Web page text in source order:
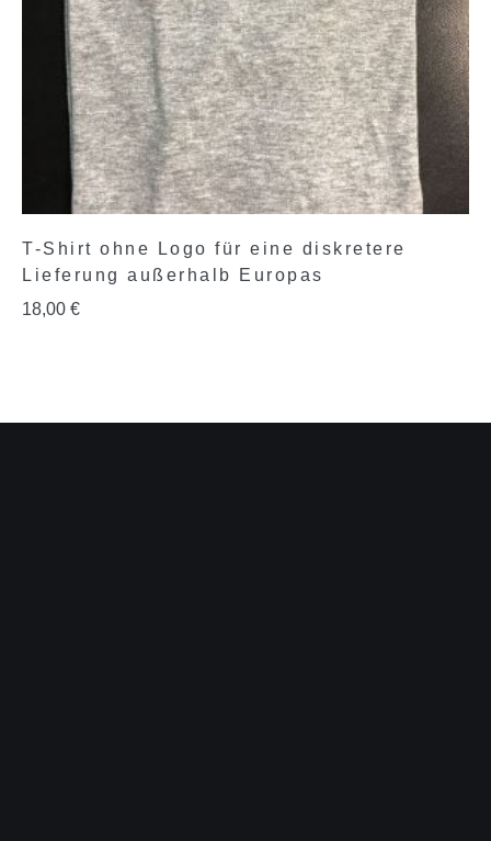
T-Shirt ohne Logo für eine diskretere
Lieferung außerhalb Europas
18,00 €